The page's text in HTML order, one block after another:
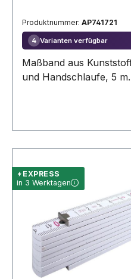
Produktnummer: AP741721
4 Varianten verfügbar
Maßband aus
und Handschlaufe, 5 m.
EXPRESS
in 3 Werktagen